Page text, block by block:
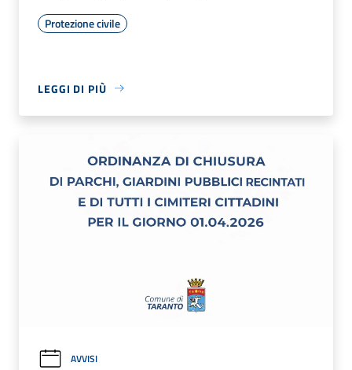
Protezione civile
LEGGI DI PIÙ
AVVISI